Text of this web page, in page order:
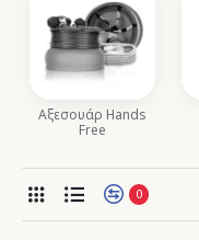
Αξεσουάρ Hands
Free
0